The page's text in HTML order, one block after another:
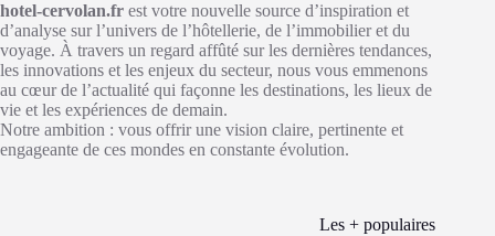
hotel-cervolan.fr est votre nouvelle source d’inspiration et
d’analyse sur l’univers de l’hôtellerie, de l’immobilier et du
voyage. À travers un regard affûté sur les dernières tendances,
les innovations et les enjeux du secteur, nous vous emmenons
au cœur de l’actualité qui façonne les destinations, les lieux de
vie et les expériences de demain.
Notre ambition : vous offrir une vision claire, pertinente et
engageante de ces mondes en constante évolution.
Les + populaires